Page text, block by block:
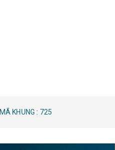
MÃ KHUNG : 725